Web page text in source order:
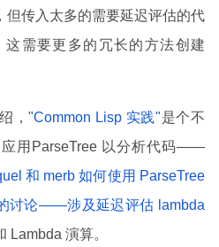
但传入太多的需要延迟评估的代
需要更多的冗长的方法创建
，"Common Lisp 实践"是个不
用ParseTree 以分析代码——
和 merb 如何使用 ParseTree
讨论——涉及延迟评估 lambda
Lambda 演算。